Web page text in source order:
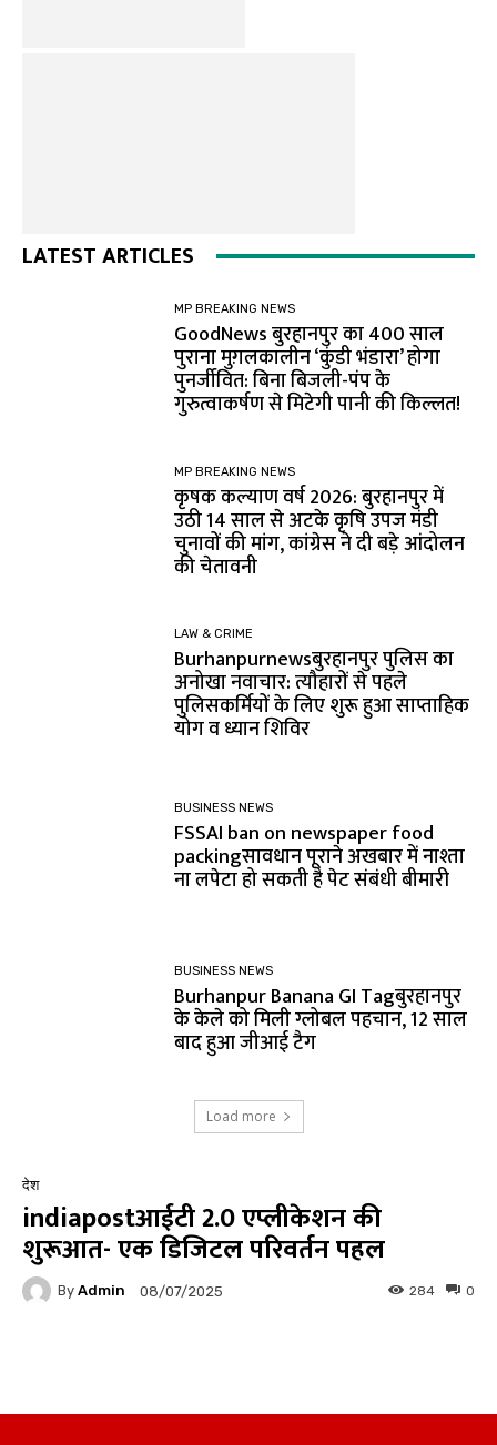
LATEST ARTICLES
MP BREAKING NEWS
GoodNews बुरहानपुर का 400 साल
पुराना मुग़लकालीन ‘कुंडी भंडारा’ होगा
पुनर्जीवित: बिना बिजली-पंप के
गुरुत्वाकर्षण से मिटेगी पानी की किल्लत!
MP BREAKING NEWS
कृषक कल्याण वर्ष 2026: बुरहानपुर में
उठी 14 साल से अटके कृषि उपज मंडी
चुनावों की मांग, कांग्रेस ने दी बड़े आंदोलन
की चेतावनी
LAW & CRIME
Burhanpurnewsबुरहानपुर पुलिस का
अनोखा नवाचार: त्यौहारों से पहले
पुलिसकर्मियों के लिए शुरू हुआ साप्ताहिक
योग व ध्यान शिविर
BUSINESS NEWS
FSSAI ban on newspaper food
packingसावधान पूराने अखबार में नाश्ता
ना लपेटा हो सकती है पेट संबंधी बीमारी
BUSINESS NEWS
Burhanpur Banana GI Tagबुरहानपुर
के केले को मिली ग्लोबल पहचान, 12 साल
बाद हुआ जीआई टैग
Load more
देश
indiapostआईटी 2.0 एप्लीकेशन की
शुरूआत- एक डिजिटल परिवर्तन पहल
By Admin 08/07/2025 0
284